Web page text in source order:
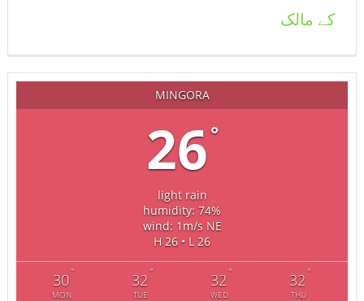
MINGORA
26°
light rain
humidity: 74%
wind: 1m/s NE
H 26 • L 26
30°
MON
32 °
TUE
32 °
WED
32 °
THU